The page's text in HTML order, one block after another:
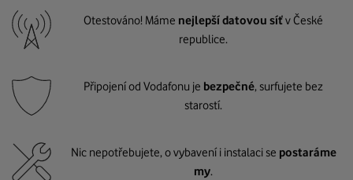
Otestováno! Máme nejlepší datovou síťv České
republice.
Připojení od Vodafonu je bezpečné, surfujete bez
starostí.
Nic nepotřebujete, o vybavení i instalaci se postaráme
my.